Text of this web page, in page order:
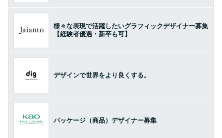
様々な表現で活躍したいグラフィックデザイナー募集
【経験者優遇・新卒も可】
デザインで世界をより良くする。
パッケージ（商品）デザイナー募集